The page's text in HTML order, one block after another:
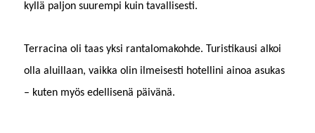
kyl­lä paljon suurem­pi kuin tavallisesti.
Ter­raci­na oli taas yksi rantalo­mako­hde. Tur­is­tikausi alkoi
olla aluil­laan, vaik­ka olin ilmeis­es­ti hotelli­ni ain­oa asukas
– kuten myös edel­lisenä päivänä.